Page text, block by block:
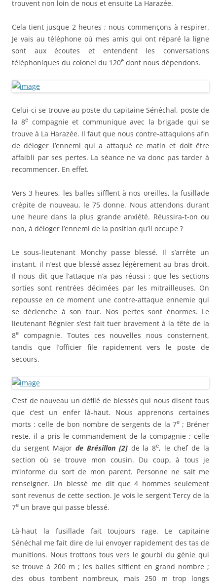
trouvent non loin de nous et ensuite La Harazée.
Cela tient jusque 2 heures ; nous commençons à respirer.
Je vais au téléphone où mes amis qui ont réparé la ligne
sont aux écoutes et entendent les conversations
téléphoniques du colonel du 120e dont nous dépendons.
Celui-ci se trouve au poste du capitaine Sénéchal, poste de
la 8e compagnie et communique avec la brigade qui se
trouve à La Harazée. Il faut que nous contre-attaquions afin
de déloger l’ennemi qui a attaqué ce matin et doit être
affaibli par ses pertes. La séance ne va donc pas tarder à
recommencer. En effet.
Vers 3 heures, les balles sifflent à nos oreilles, la fusillade
crépite de nouveau, le 75 donne. Nous attendons durant
une heure dans la plus grande anxiété. Réussira-t-on ou
non, à déloger l’ennemi de la position qu’il occupe ?
Le sous-lieutenant Monchy passe blessé. Il s’arrête un
instant, il n’est que blessé assez légèrement au bras droit.
Il nous dit que l’attaque n’a pas réussi ; que les sections
sorties sont rentrées décimées par les mitrailleuses. On
repousse en ce moment une contre-attaque ennemie qui
se déclenche à son tour. Nos pertes sont énormes. Le
lieutenant Régnier s’est fait tuer bravement à la tête de la
8e
compagnie. Toutes ces nouvelles nous consternent,
tandis que l’officier file rapidement vers le poste de
secours.
C’est de nouveau un défilé de blessés qui nous disent tous
que c’est un enfer là-haut. Nous apprenons certaines
morts : celle de bon nombre de sergents de la 7e; Bréner
reste, il a pris le commandement de la compagnie ; celle
du sergent Major de Brésillon [2]de la 8e, le chef de la
section où se trouve mon cousin. Du coup, à tous je
m’informe du sort de mon parent. Personne ne sait me
renseigner. Un blessé me dit que 4 hommes seulement
sont revenus de cette section. Je vois le sergent Tercy de la
7e un brave qui passe blessé.
Là-haut la fusillade fait toujours rage. Le capitaine
Sénéchal me fait dire de lui envoyer rapidement des tas de
munitions. Nous trottons tous vers le gourbi du génie qui
se trouve à 200 m ; les balles sifflent en grand nombre ;
des obus tombent nombreux, mais 250 m trop longs